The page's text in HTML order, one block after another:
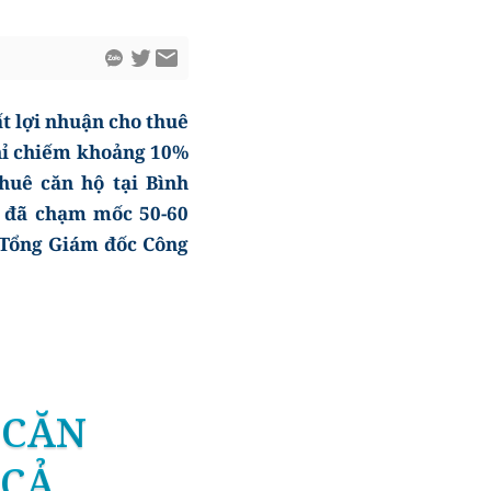
lợi nhuận cho thuê
chiếm khoảng 10%
căn hộ tại Bình
chạm mốc 50-60
Giám đốc Công